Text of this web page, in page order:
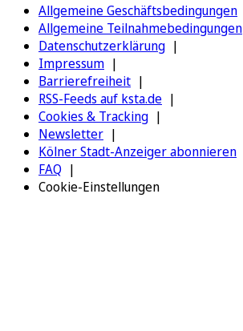
Allgemeine Geschäftsbedingungen
Allgemeine Teilnahmebedingungen
Datenschutzerklärung
Impressum
Barrierefreiheit
RSS-Feeds auf ksta.de
Cookies & Tracking
Newsletter
Kölner Stadt-Anzeiger abonnieren
FAQ
Cookie-Einstellungen